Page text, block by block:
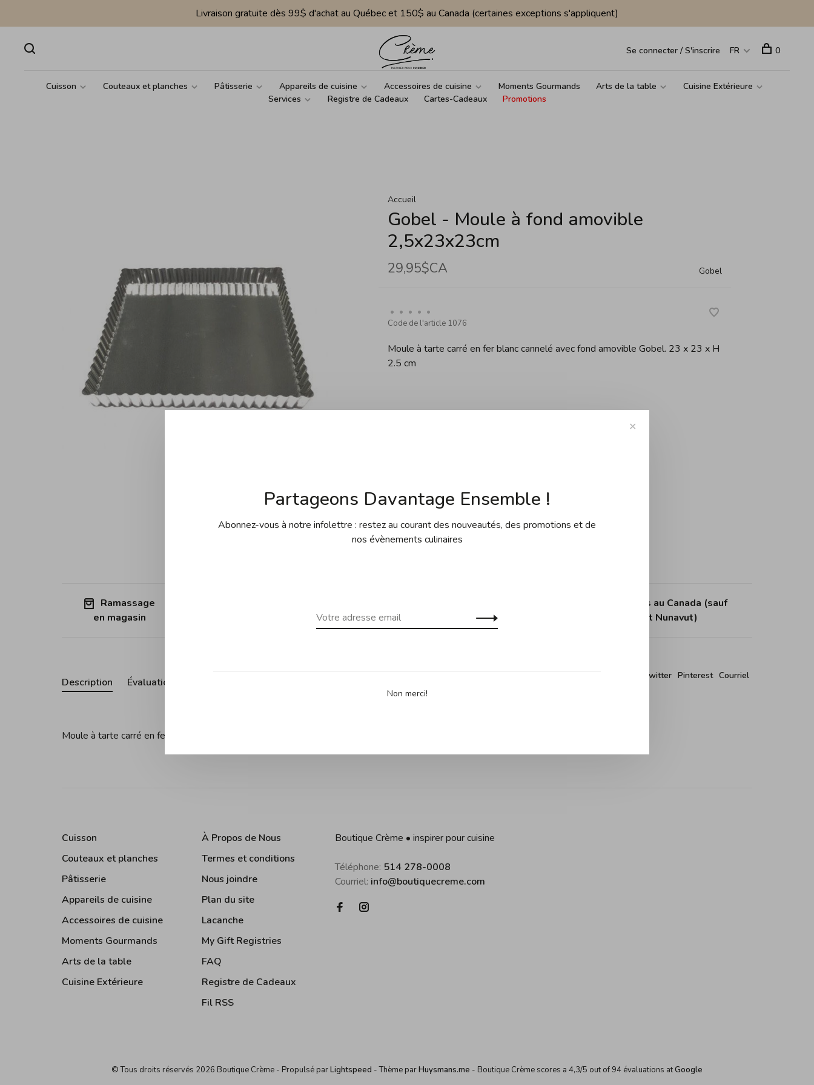
Livraison gratuite dès 99$ d'achat au Québec et 150$ au Canada (certaines exceptions s'appliquent)
Cuisson Couteaux et planches Pâtisserie Appareils de cuisine Accessoires de cuisine Moments Gourmands Arts de la table
Cuisine Extérieure
Services
Registre de Cadeaux Cartes-Cadeaux Promotions
Se connecter / S'inscrire FR 0
Accueil
Gobel - Moule à fond amovible
2,5x23x23cm
29,95$CA Gobel
• • • • •
Code de l'article1076
Moule à tarte carré en fer blanc cannelé avec fond amovible Gobel. 23 x 23 x H
2.5 cm
Ajouter au panier
Ramassage
en magasin
Québec (sauf Îles de la Madeleine)
Expédition gratuite dès 150$ d'achats au Canada (sauf
Yukon, Territoires du Nord-Ouest et Nunavut)
Twitter Pinterest Courriel
Description Évaluations
Moule à tarte carré en fer blanc cannelé avec fond amovible Gobel. 23 x 23 x H 2.5 cm
Cuisson
Couteaux et planches
Pâtisserie
Appareils de cuisine
Accessoires de cuisine
Moments Gourmands
Arts de la table
Cuisine Extérieure
À Propos de Nous
Termes et conditions
Nous joindre
Plan du site
Lacanche
My Gift Registries
FAQ
Registre de Cadeaux
Fil RSS
Boutique Crème • inspirer pour cuisine
Téléphone: 514 278-0008
Courriel: info@boutiquecreme.com
© Tous droits réservés 2026 Boutique Crème - Propulsé parLightspeed - Thème parHuysmans.me - Boutique Crème scores a 4,3/5 out of94 évaluations atGoogle
✕
Partageons Davantage Ensemble !
Abonnez-vous à notre infolettre : restez au courant des nouveautés, des promotions et de
nos évènements culinaires
Non merci!